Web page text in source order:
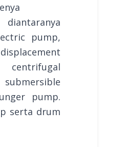
diantaranya
pump,
pump.
serta drum